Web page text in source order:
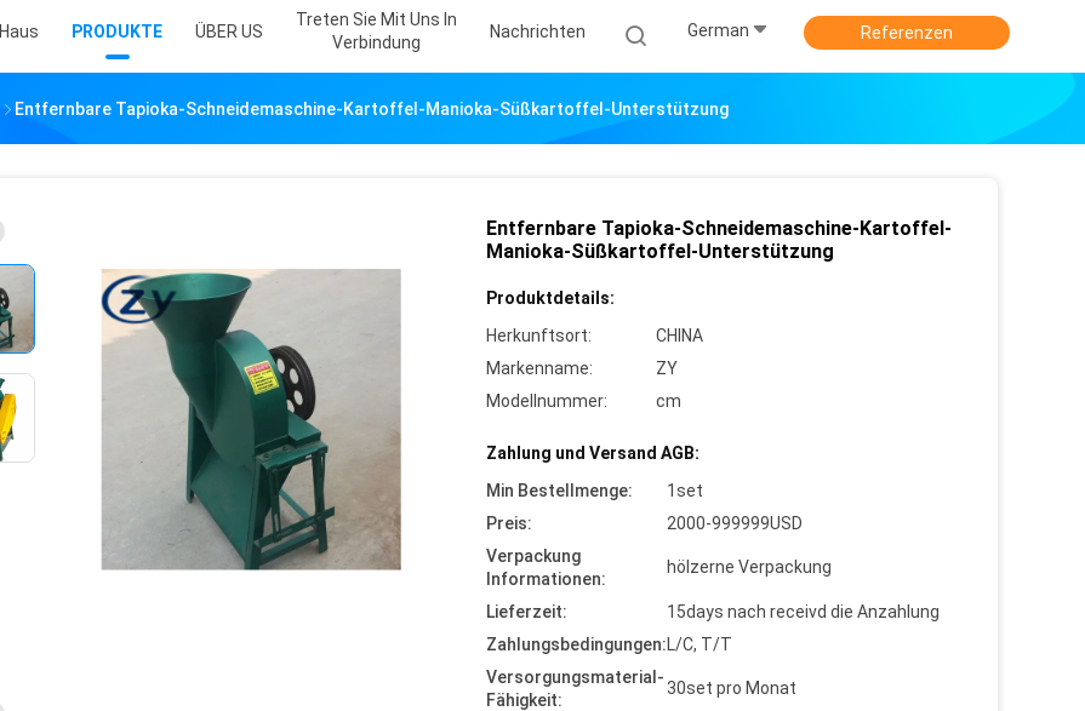
Haus PRODUKTE ÜBER US
Treten Sie Mit Uns In
Verbindung
Nachrichten German Referenzen
Entfernbare Tapioka-Schneidemaschine-Kartoffel-Manioka-Süßkartoffel-Unterstützung
Entfernbare Tapioka-Schneidemaschine-Kartoffel-
Manioka-Süßkartoffel-Unterstützung
Produktdetails:
Herkunftsort:
CHINA
Markenname:
ZY
Modellnummer:
cm
Zahlung und Versand AGB:
Min Bestellmenge:
1set
Preis:
2000-999999USD
Verpackung
Informationen:
hölzerne Verpackung
Lieferzeit:
15days nach receivd die Anzahlung
Zahlungsbedingungen:L/C, T/T
Versorgungsmaterial-
Fähigkeit:
30set pro Monat